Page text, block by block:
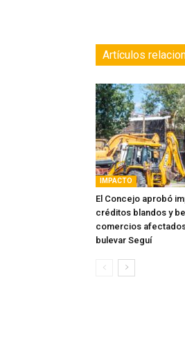
Artículos
IMPACTO
El Concejo aprobó
créditos blandos y
comercios
bulevar Seguí